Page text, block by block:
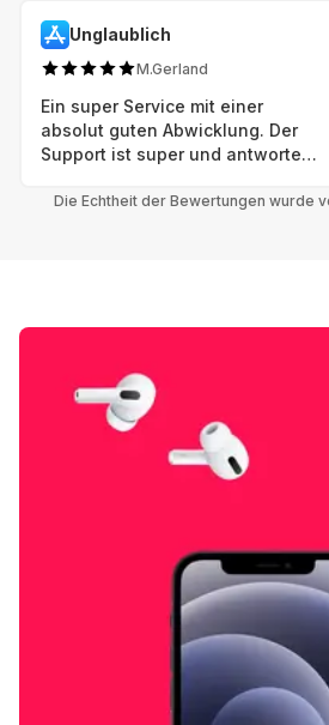
Unglaublich
M.Gerland
Ein super Service mit einer
absolut guten Abwicklung. Der
Support ist super und antworte
Alle Bewertungen beziehen sich
Die Echtheit der Bewertungen wurde